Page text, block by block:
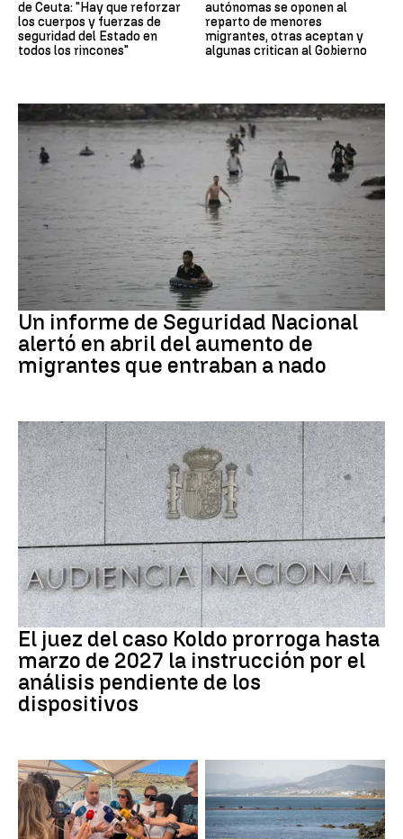
de Ceuta: "Hay que reforzar
los cuerpos y fuerzas de
seguridad del Estado en
todos los rincones"
autónomas se oponen al
reparto de menores
migrantes, otras aceptan y
algunas critican al Gobierno
Ceuta
Un informe de Seguridad Nacional
alertó en abril del aumento de
migrantes que entraban a nado
Caso Koldo
El juez del caso Koldo prorroga hasta
marzo de 2027 la instrucción por el
análisis pendiente de los
dispositivos